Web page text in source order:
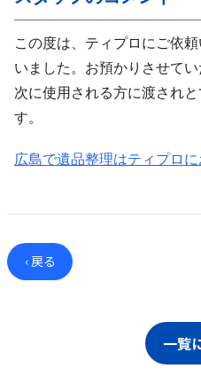
この度は、ティプロにご依
いました。お預かりさせて
次に使用される方に渡され
す。
広島で遺品整理はティプロ
‹ 戻る
一覧